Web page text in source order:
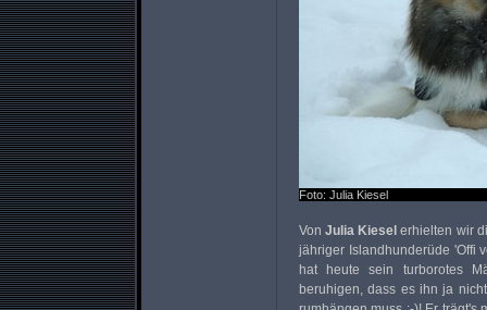
Foto: Julia Kiesel
VonJulia Kiesel erhielten wir
jähriger Islandhunderüde 'Offi
hat heute sein turborotes
beruhigen, dass es ihn ja